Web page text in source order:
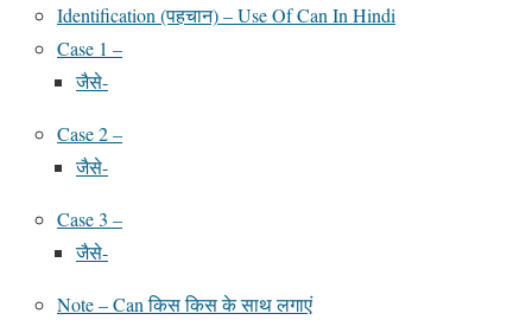
Identification (पहचान) – Use Of Can In Hindi
Case 1 –
जैसे-
Case 2 –
जैसे-
Case 3 –
जैसे-
Note – Can किस किस के साथ लगाएं